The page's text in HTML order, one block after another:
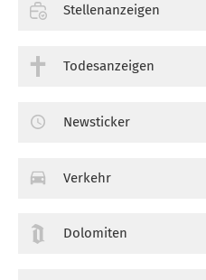
Stellenanzeigen
Todesanzeigen
Newsticker
Verkehr
Dolomiten